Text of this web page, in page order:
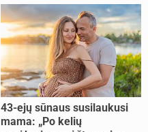
43-ejų sūnaus susilaukusi
mama: „Po kelių